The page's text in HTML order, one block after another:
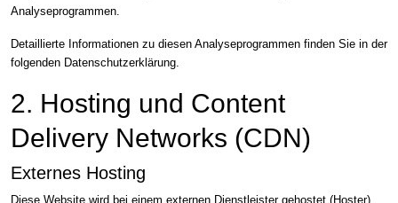
Analyseprogrammen.
Detaillierte Informationen zu diesen Analyseprogrammen finden Sie in der
folgenden Datenschutzerklärung.
2. Hosting und Content
Delivery Networks (CDN)
Externes Hosting
Diese Website wird bei einem externen Dienstleister gehostet (Hoster).